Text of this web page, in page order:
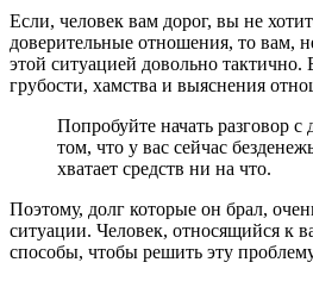
Если, человек вам дорог, вы не
доверительные отношения, то вам,
этой ситуацией довольно тактично.
грубости, хамства и выяснения
Попробуйте начать разговор
том, что у вас сейчас
хватает средств ни на что.
Поэтому, долг которые он брал,
ситуации. Человек, относящийся к
способы, чтобы решить эту